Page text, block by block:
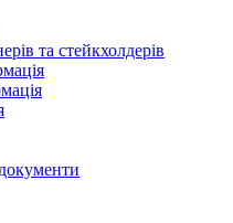
та стейкхолдерів